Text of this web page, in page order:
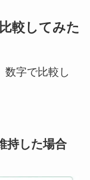
較してみた
数字で比較し
持した場合